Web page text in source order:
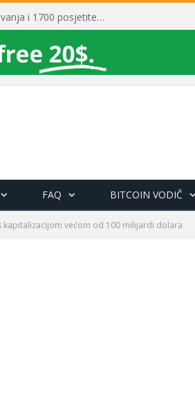
Toni Milun postao “milijarder”! Vrhunska predavanja i 1700 posjetitelja obilježili su mjesec financijske pismenosti
FAQ BITCOIN VODIČ
većom od 100 milijardi dolara